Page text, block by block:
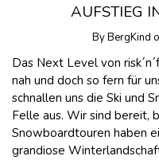
AUFSTIEG
ByBergKind
Das Next Level von
nah und doch so fern für
schnallen uns die Ski und
Felle aus. Wir sind bereit,
Snowboardtouren haben
grandiose